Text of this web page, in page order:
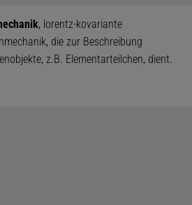
, lorentz-kovariante
die zur Beschreibung
z.B. Elementarteilchen, dient.